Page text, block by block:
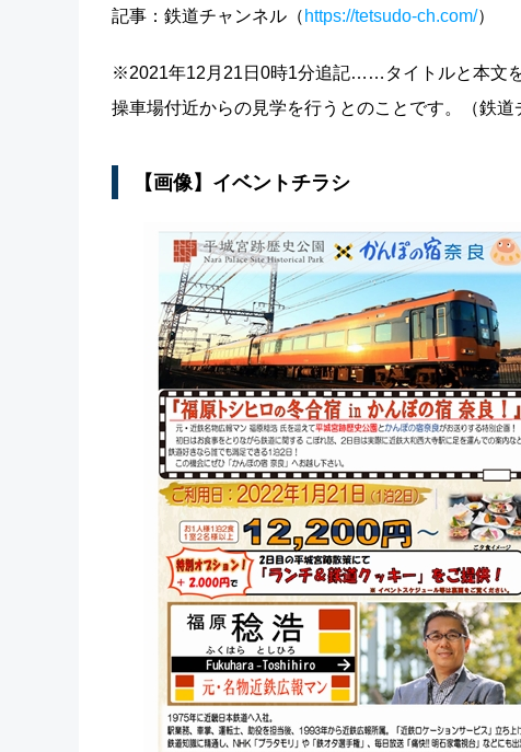
記事：鉄道チャンネル（ https://tetsudo-ch.com/）
※2021年12月21日0時1分追記……タイトルと本文
操車場付近からの見学を行うとのことです。（鉄道
【画像】イベントチラシ